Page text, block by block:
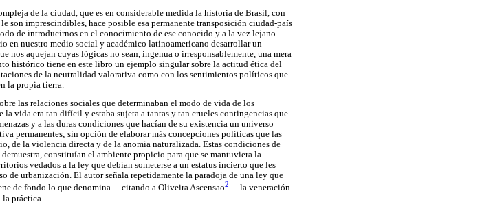
de la ciudad, que es en considerable medida la historia de Brasil, con
son imprescindibles, hace posible esa permanente transposición ciudad-país
de introducirnos en el conocimiento de ese conocido y a la vez lejano
en nuestro medio social y académico latinoamericano desarrollar un
nos aquejan cuyas lógicas no sean, ingenua o irresponsablemente, una mera
histórico tiene en este libro un ejemplo singular sobre la actitud ética del
de la neutralidad valorativa como con los sentimientos políticos que
la propia tierra.
las relaciones sociales que determinaban el modo de vida de los
vida era tan difícil y estaba sujeta a tantas y tan crueles contingencias que
y a las duras condiciones que hacían de su existencia un universo
permanentes; sin opción de elaborar más concepciones políticas que las
de la violencia directa y de la anomia naturalizada. Estas condiciones de
constituían el ambiente propicio para que se mantuviera la
vedados a la ley que debían someterse a un estatus incierto que les
de urbanización. El autor señala repetidamente la paradoja de una ley que
de fondo lo que denomina —citando a Oliveira Ascensao2— la veneración
práctica.